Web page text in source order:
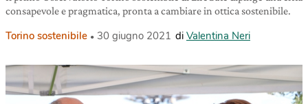
consapevole e pragmatica, pronta a cambiare in ottica sostenibile.
Torino sostenibile 30 giugno 2021 di Valentina Neri